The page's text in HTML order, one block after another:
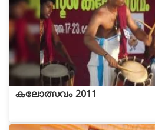
കലോത്സവം 2011